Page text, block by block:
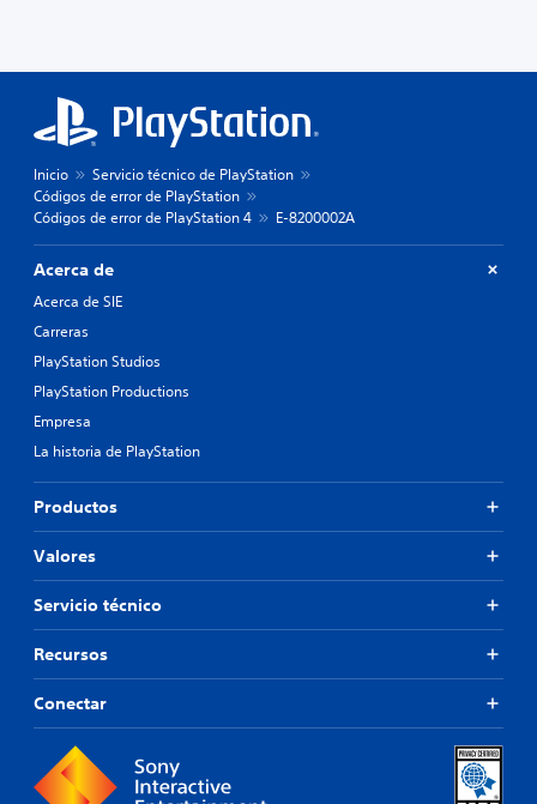
Inicio
Servicio técnico de PlayStation
Códigos de error de PlayStation
Códigos de error de PlayStation 4
E-8200002A
Acerca de
Acerca de SIE
Carreras
PlayStation Studios
PlayStation Productions
Empresa
La historia de PlayStation
Productos
Valores
Servicio técnico
Recursos
Conectar